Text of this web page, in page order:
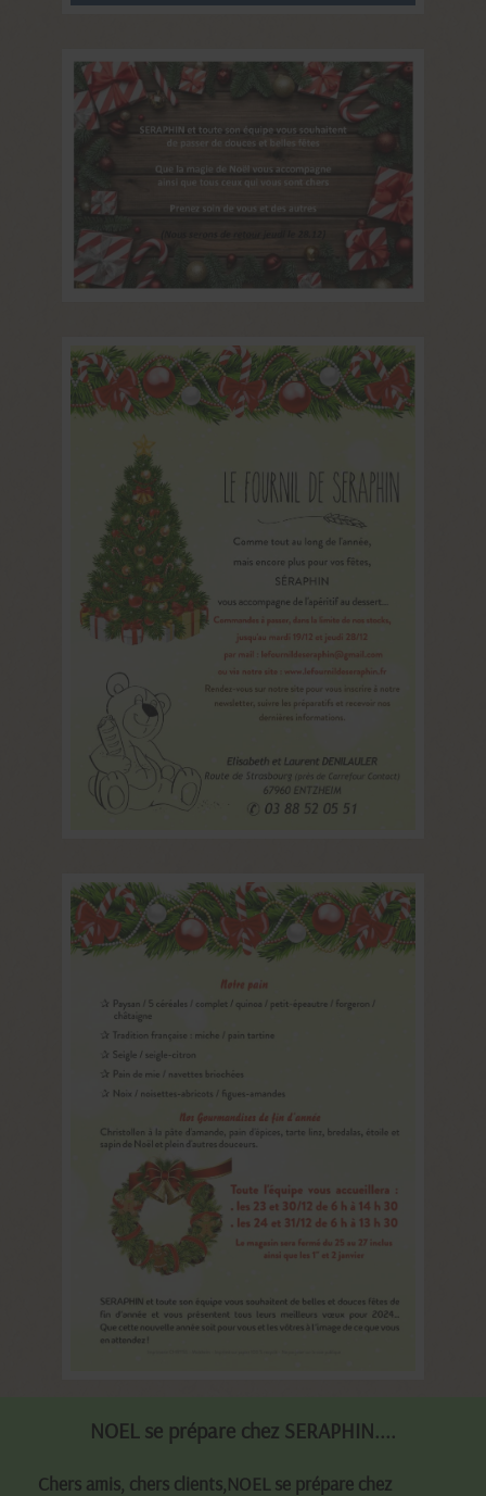
NOEL se prépare chez SERAPHIN....
Chers amis, chers clients,NOEL se prépare chez